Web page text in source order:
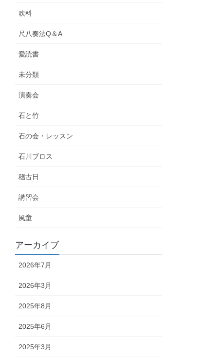
吹料
尺八奏法Q＆A
愛読書
未分類
演奏会
石と竹
石の会・レッスン
石川ブロス
稽古日
講習会
風童
アーカイブ
2026年7月
2026年3月
2025年8月
2025年6月
2025年3月